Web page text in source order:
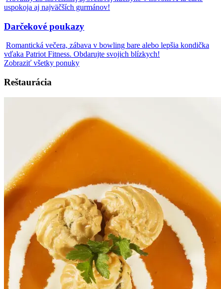
uspokoja aj najväčších gurmánov!
Darčekové poukazy
Romantická večera, zábava v bowling bare alebo lepšia kondička
vďaka Patriot Fitness. Obdarujte svojich blízkych!
Zobraziť všetky ponuky
Reštaurácia